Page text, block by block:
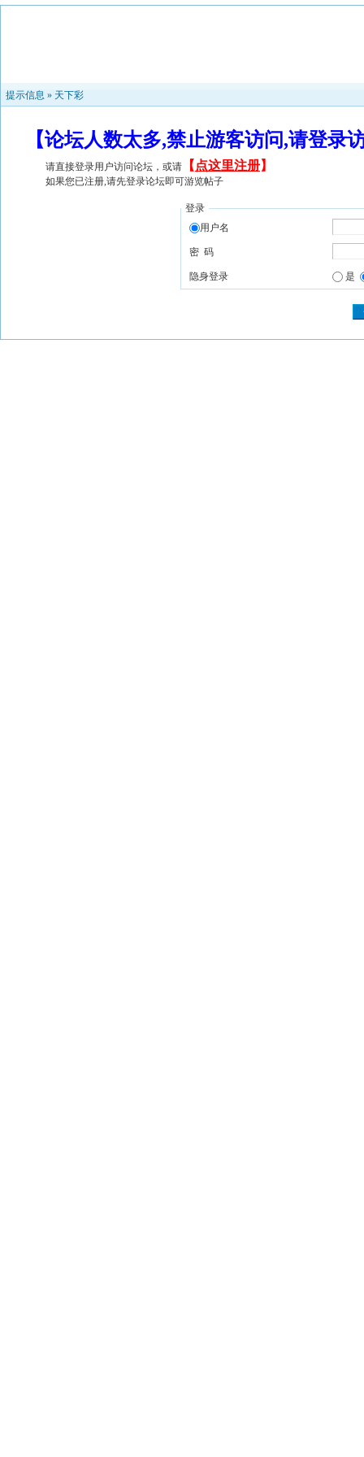
提示信息 » 天下彩
【论坛人数太多,禁止游客访问,请登
请直接登录用户访问论坛，或请 【 点这里注册】
如果您已注册,请先登录论坛即可游览帖子
登录
用户名
密 码
隐身登录 是